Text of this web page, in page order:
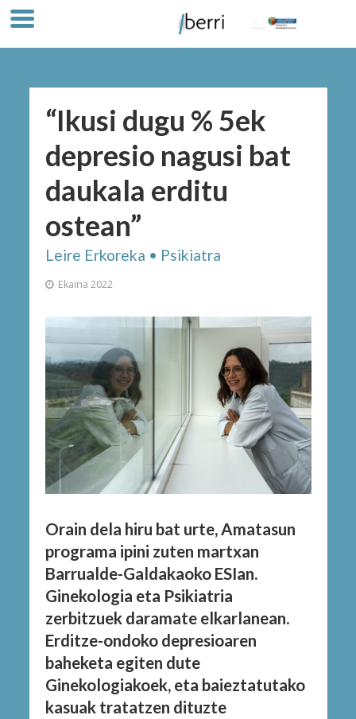
“Ikusi dugu % 5ek
depresio nagusi bat
daukala erditu
ostean”
Leire Erkoreka • Psikiatra
Ekaina 2022
Orain dela hiru bat urte, Amatasun
programa ipini zuten martxan
Barrualde-Galdakaoko ESIan.
Ginekologia eta Psikiatria
zerbitzuek daramate elkarlanean.
Erditze-ondoko depresioaren
baheketa egiten dute
Ginekologiakoek, eta baieztatutako
kasuak tratatzen dituzte